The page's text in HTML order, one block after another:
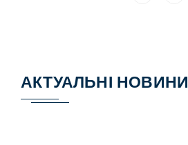
АКТУАЛЬНІ НОВИНИ